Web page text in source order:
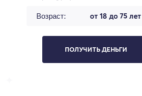
Возраст: от 18 до 75 лет
ПОЛУЧИТЬ ДЕНЬГИ